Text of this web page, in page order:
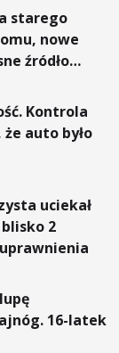
starego
nowe
źródło
lepszy
Kontrola
auto było
uciekał
2
16-latek